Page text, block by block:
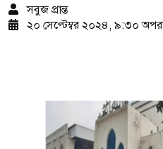
সবুজ প্রান্ত
২০ সেপ্টেম্বর ২০২৪, ৯:৩০